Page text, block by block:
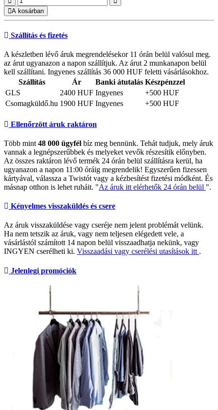
A kosárban
Szállítás és fizetés
A készletben lévő áruk megrendelésekor 11 órán belül valósul meg.
az árut ugyanazon a napon szállítjuk. Az árut 2 munkanapon belül
kell szállítani. Ingyenes szállítás 36 000 HUF feletti vásárlásokhoz.
Szállítás
Ár Banki átutalás Készpénzzel
GLS
2400 HUF Ingyenes
+500 HUF
Csomagküldő.hu 1900 HUF Ingyenes +500 HUF
Ellenőrzött áruk raktáron
Több mint 48 000 ügyfél bíz meg bennünk. Tehát tudjuk, mely áruk
vannak a legnépszerűbbek és melyeket vevők részesítik előnyben.
Az összes raktáron lévő termék 24 órán belül szállításra kerül, ha
ugyanazon a napon 11:00 óráig megrendelik! Egyszerűen fizessen
kártyával, válassza a Twistót vagy a kézbesítést fizetési módként. És
másnap otthon is lehet ruháit. "Az áruk itt elérhetők 24 órán belül ".
Kényelmes visszaküldés és csere
Az áruk visszaküldése vagy cseréje nem jelent problémát velünk.
Ha nem tetszik az áruk, vagy nem teljesen elégedett vele, a
vásárlástól számított 14 napon belül visszaadhatja nekünk, vagy
INGYEN cserélheti ki. Visszaadási vagy cserélési utasítások itt .
Jelenlegi promóciók